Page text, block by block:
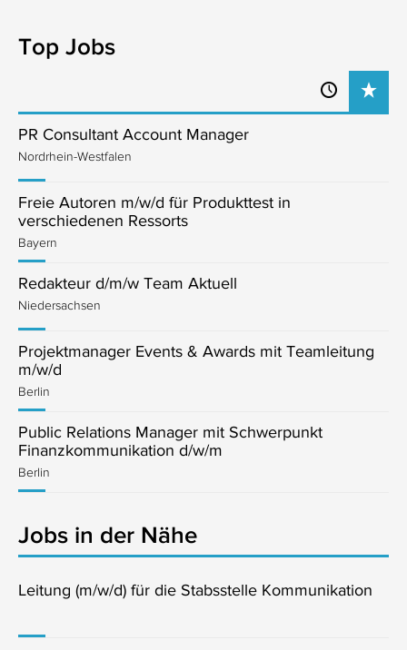
Top Jobs
PR Consultant Account Manager
Nordrhein-Westfalen
Freie Autoren m/w/d für Produkttest in
verschiedenen Ressorts
Bayern
Redakteur d/m/w Team Aktuell
Niedersachsen
Projektmanager Events & Awards mit Teamleitung
m/w/d
Berlin
Public Relations Manager mit Schwerpunkt
Finanzkommunikation d/w/m
Berlin
Jobs in der Nähe
Leitung (m/w/d) für die Stabsstelle Kommunikation